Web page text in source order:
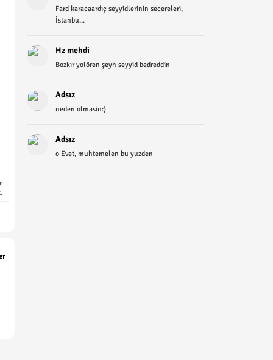
Fard karacaardıç seyyidlerinin secereleri,
İstanbu...
Hz mehdi
Bozkır yolören şeyh seyyid bedreddin
Adsız
neden olmasin:)
Adsız
o Evet, muhtemelen bu yuzden